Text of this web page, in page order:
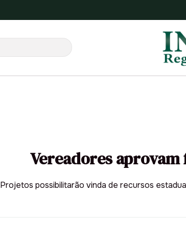
Vereadores
Projetos possibilitarão vinda de recursos